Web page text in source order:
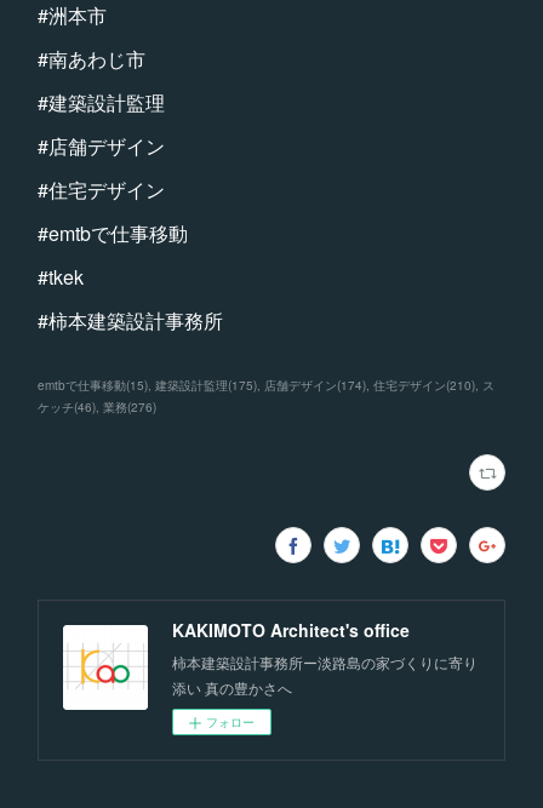
#洲本市
#南あわじ市
#建築設計監理
#店舗デザイン
#住宅デザイン
#emtbで仕事移動
#tkek
#柿本建築設計事務所
emtbで仕事移動(15) 建築設計監理(175) 店舗デザイン(174) 住宅デザイン(210) ス
ケッチ(46) 業務(276)
KAKIMOTO Architect's office
柿本建築設計事務所ー淡路島の家づくりに寄り
添い 真の豊かさへ
フォロー